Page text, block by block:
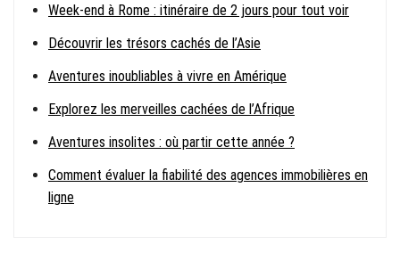
Week-end à Rome : itinéraire de 2 jours pour tout voir
Découvrir les trésors cachés de l’Asie
Aventures inoubliables à vivre en Amérique
Explorez les merveilles cachées de l’Afrique
Aventures insolites : où partir cette année ?
Comment évaluer la fiabilité des agences immobilières en
ligne